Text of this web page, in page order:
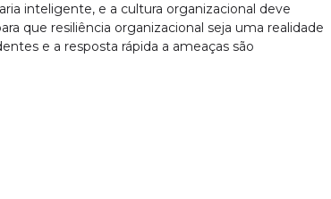
inteligente, e a cultura organizacional deve
que resiliência organizacional seja uma realidade
e a resposta rápida a ameaças são